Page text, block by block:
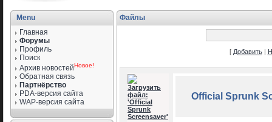
Menu
Главная
Форумы
Профиль
Поиск
Архив новостейНовое!
Обратная связь
Партнёрство
PDA-версия сайта
WAP-версия сайта
Файлы
[ Добавить|
Official Sprunk